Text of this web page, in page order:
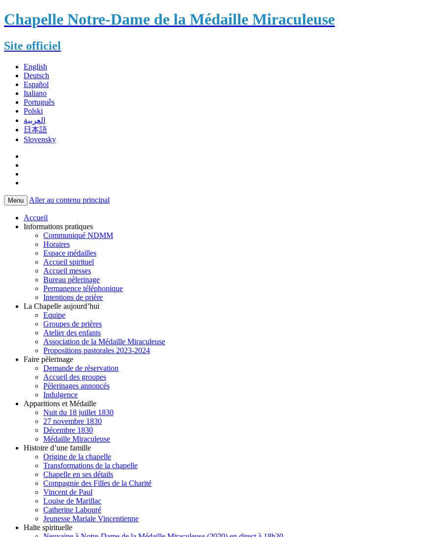
Chapelle Notre-Dame de la Médaille Miraculeuse
Site officiel
English
Deutsch
Español
Italiano
Português
Polski
العربية
日本語
Slovensky
Menu Aller au contenu principal
Accueil
Informations pratiques
Communiqué NDMM
Horaires
Espace médailles
Accueil spirituel
Accueil messes
Bureau pèlerinage
Permanence téléphonique
Intentions de prière
La Chapelle aujourd’hui
Equipe
Groupes de prières
Atelier des enfants
Association de la Médaille Miraculeuse
Propositions pastorales 2023-2024
Faire pèlerinage
Demande de réservation
Accueil des groupes
Pèlerinages annoncés
Indulgence
Apparitions et Médaille
Nuit du 18 juillet 1830
27 novembre 1830
Décembre 1830
Médaille Miraculeuse
Histoire d’une famille
Origine de la chapelle
Transformations de la chapelle
Chapelle en ses détails
Compagnie des Filles de la Charité
Vincent de Paul
Louise de Marillac
Catherine Labouré
Jeunesse Mariale Vincentienne
Halte spirituelle